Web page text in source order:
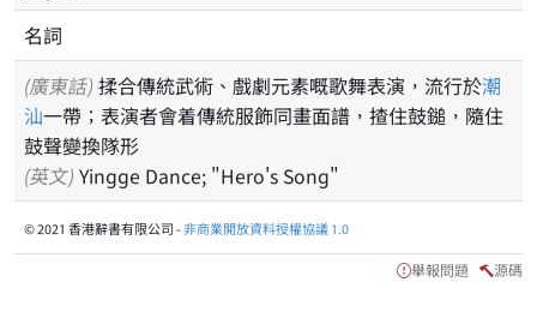
名詞
(廣東話) 揉合傳統武術、戲劇元素嘅歌舞表演，流行於潮
汕一帶；表演者會着傳統服飾同畫面譜，揸住鼓鎚，隨住
鼓聲變換隊形
(英文) Yingge Dance; "Hero's Song"
© 2021 香港辭書有限公司 -非商業開放資料授權協議 1.0
舉報問題 源碼